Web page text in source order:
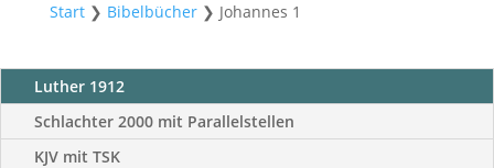
Start❯ Bibelbücher❯ Johannes 1
Luther 1912
Schlachter 2000 mit Parallelstellen
KJV mit TSK